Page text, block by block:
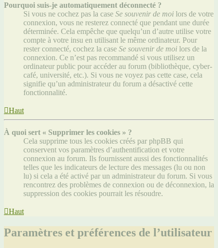
Pourquoi suis-je automatiquement déconnecté ?
Si vous ne cochez pas la case Se souvenir de moi lors de votre
connexion, vous ne resterez connecté que pendant une durée
déterminée. Cela empêche que quelqu’un d’autre utilise votre
compte à votre insu en utilisant le même ordinateur. Pour
rester connecté, cochez la case Se souvenir de moi lors de la
connexion. Ce n’est pas recommandé si vous utilisez un
ordinateur public pour accéder au forum (bibliothèque, cyber-
café, université, etc.). Si vous ne voyez pas cette case, cela
signifie qu’un administrateur du forum a désactivé cette
fonctionnalité.
Haut
À quoi sert « Supprimer les cookies » ?
Cela supprime tous les cookies créés par phpBB qui
conservent vos paramètres d’authentification et votre
connexion au forum. Ils fournissent aussi des fonctionnalités
telles que les indicateurs de lecture des messages (lu ou non
lu) si cela a été activé par un administrateur du forum. Si vous
rencontrez des problèmes de connexion ou de déconnexion, la
suppression des cookies pourrait les résoudre.
Haut
Paramètres et préférences de l’utilisateur